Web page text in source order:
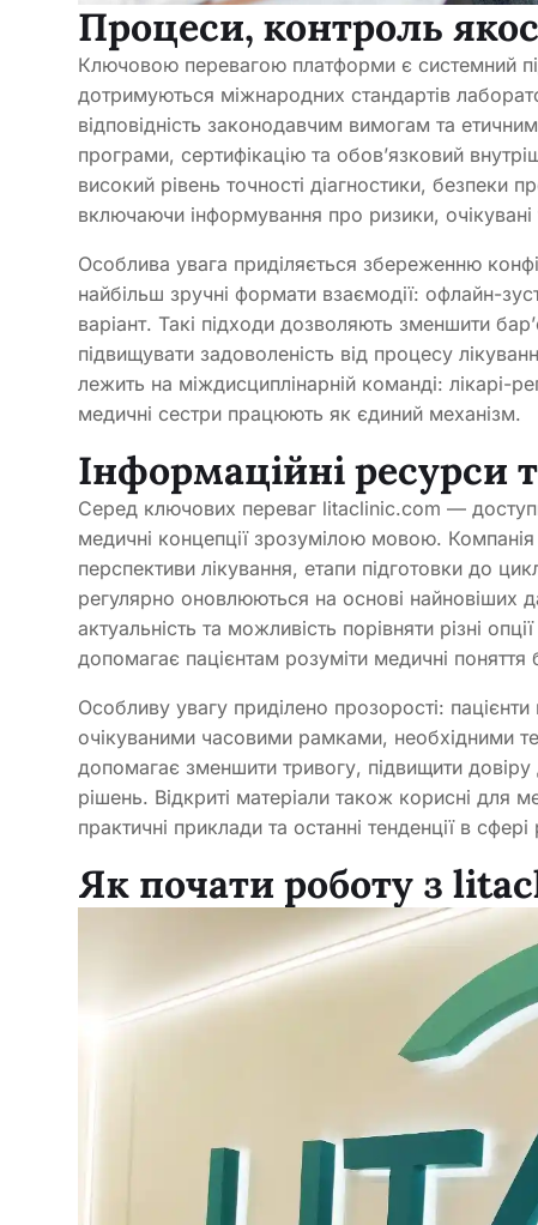
Процеси, контроль
Ключовою перевагою платформи є системний
дотримуються міжнародних стандартів
відповідність законодавчим вимогам та
програми, сертифікацію та обов’язковий
високий рівень точності діагностики, безпеки
включаючи інформування про ризики, очікувані
Особлива увага приділяється збереженню
найбільш зручні формати взаємодії: офлайн-
варіант. Такі підходи дозволяють зменшити
підвищувати задоволеність від процесу
лежить на міждисциплінарній команді: лікарі-
медичні сестри працюють як єдиний механізм.
Інформаційні ресурси
Серед ключових переваг litaclinic.com —
медичні концепції зрозумілою мовою. Компанія
перспективи лікування, етапи підготовки до
регулярно оновлюються на основі найновіших
актуальність та можливість порівняти різні
допомагає пацієнтам розуміти медичні поняття
Особливу увагу приділено прозорості:
очікуваними часовими рамками, необхідними
допомагає зменшити тривогу, підвищити
рішень. Відкриті матеріали також корисні для
практичні приклади та останні тенденції в
Як почати роботу з